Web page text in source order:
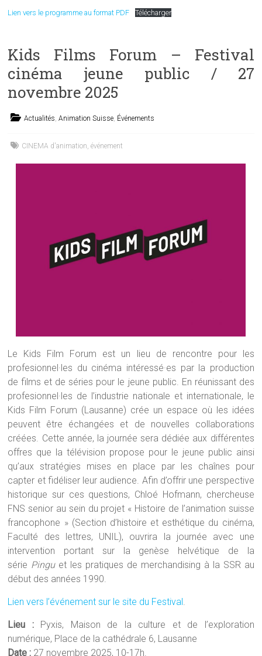
Lien vers le programme au format PDF Télécharger
Kids Films Forum – Festival
cinéma jeune public / 27
novembre 2025
Actualités,Animation Suisse, Événements
CINEMA d'animation,événement
Le Kids Film Forum est un lieu de rencontre pour les
profesionnel·les du cinéma intéressé·es par la production
de films et de séries pour le jeune public. En réunissant des
profesionnel·les de l’industrie nationale et internationale, le
Kids Film Forum (Lausanne) crée un espace où les idées
peuvent être échangées et de nouvelles collaborations
créées. Cette année, la journée sera dédiée aux différentes
offres que la télévision propose pour le jeune public ainsi
qu’aux stratégies mises en place par les chaînes pour
capter et fidéliser leur audience. Afin d’offrir une perspective
historique sur ces questions, Chloé Hofmann, chercheuse
FNS senior au sein du projet « Histoire de l’animation suisse
francophone » (Section d’histoire et esthétique du cinéma,
Faculté des lettres, UNIL), ouvrira la journée avec une
intervention portant sur la genèse helvétique de la
série Pinguet les pratiques de merchandising à la SSR au
début des années 1990.
Lien vers l’événement sur le site du Festival
Lieu : Pyxis, Maison de la culture et de l’exploration
numérique, Place de la cathédrale 6, Lausanne
Date : 27 novembre 2025, 10-17h.